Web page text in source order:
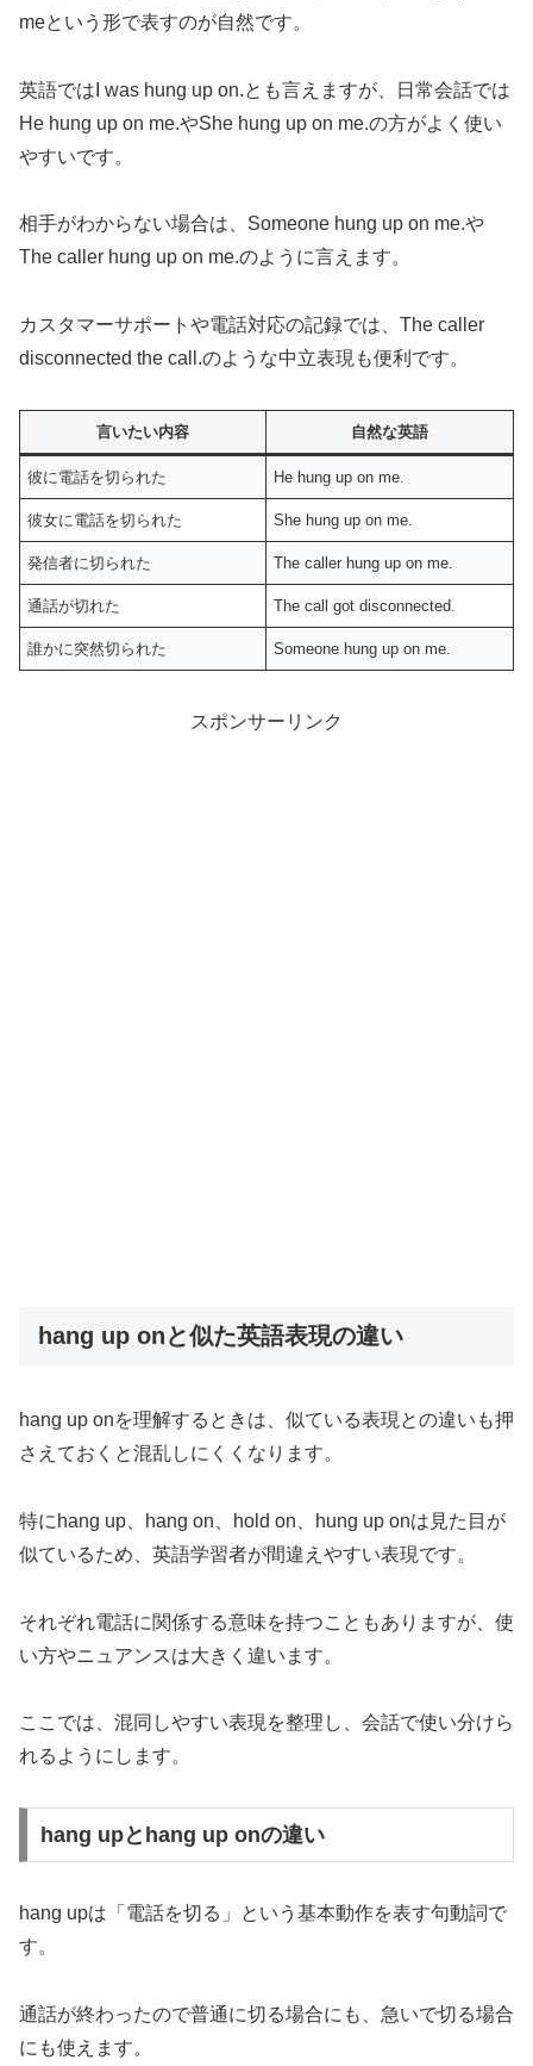
meという形で表すのが自然です。
英語ではI was hung up on.とも言えますが、日常会話では
He hung up on me.やShe hung up on me.の方がよく使い
やすいです。
相手がわからない場合は、Someone hung up on me.や
The caller hung up on me.のように言えます。
カスタマーサポートや電話対応の記録では、The caller
disconnected the call.のような中立表現も便利です。
言いたい内容 自然な英語
彼に電話を切られた He hung up on me.
彼女に電話を切られた She hung up on me.
発信者に切られた The caller hung up on me.
通話が切れた The call got disconnected.
誰かに突然切られた Someone hung up on me.
スポンサーリンク
hang up onと似た英語表現の違い
hang up onを理解するときは、似ている表現との違いも押
さえておくと混乱しにくくなります。
特にhang up、hang on、hold on、hung up onは見た目が
似ているため、英語学習者が間違えやすい表現です。
それぞれ電話に関係する意味を持つこともありますが、使
い方やニュアンスは大きく違います。
ここでは、混同しやすい表現を整理し、会話で使い分けら
れるようにします。
hang upとhang up onの違い
hang upは「電話を切る」という基本動作を表す句動詞で
す。
通話が終わったので普通に切る場合にも、急いで切る場合
にも使えます。